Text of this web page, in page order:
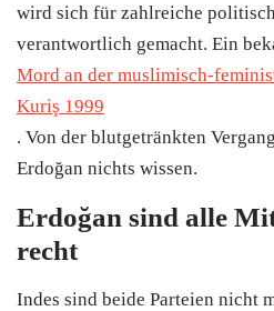
wird sich für zahlreiche
verantwortlich gemacht. Ein
Mord an der muslimisch-
Kuriş 1999
. Von der blutgetränkten
Erdoğan nichts wissen.
Erdoğan sind alle
recht
Indes sind beide Parteien nicht